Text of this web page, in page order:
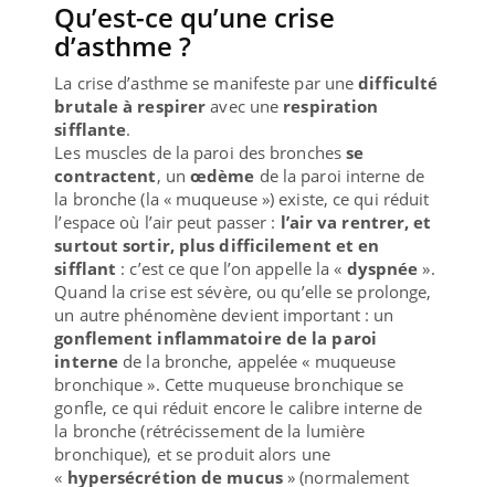
Qu’est-ce qu’une crise
d’asthme ?
La crise d’asthme se manifeste par unedifficulté
brutale à respirer avec une respiration
sifflante.
Les muscles de la paroi des bronchesse
contractent, un œdème de la paroi interne de
la bronche (la « muqueuse ») existe, ce qui réduit
l’espace où l’air peut passer : l’air va rentrer, et
surtout sortir, plus difficilement et en
sifflant : c’est ce que l’on appelle la « dyspnée».
Quand la crise est sévère, ou qu’elle se prolonge,
un autre phénomène devient important : un
gonflement inflammatoire de la paroi
interne de la bronche, appelée « muqueuse
bronchique ». Cette muqueuse bronchique se
gonfle, ce qui réduit encore le calibre interne de
la bronche (rétrécissement de la lumière
bronchique), et se produit alors une
« hypersécrétion de mucus » (normalement